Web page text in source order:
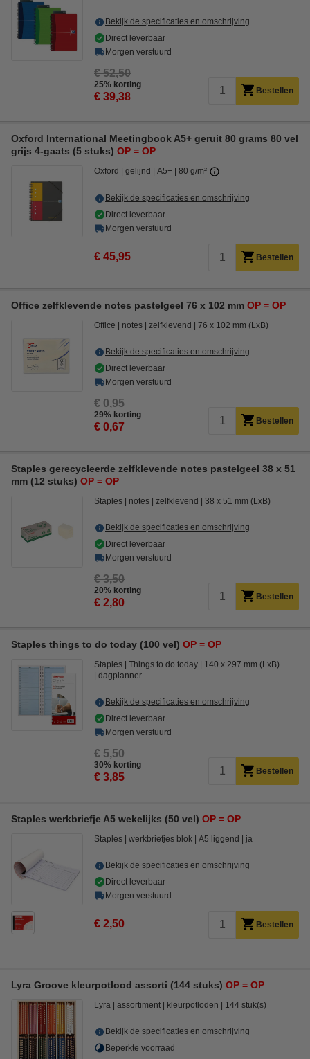
Bekijk de specificaties en omschrijving
Direct leverbaar
Morgen verstuurd
€ 52,50
25% korting
€ 39,38 Bestellen
Oxford International Meetingbook A5+ geruit 80 grams 80 vel
grijs 4-gaats (5 stuks) OP = OP
Oxford gelijnd A5+ 80 g/m²
Bekijk de specificaties en omschrijving
Direct leverbaar
Morgen verstuurd
€ 45,95 Bestellen
Office zelfklevende notes pastelgeel 76 x 102 mm OP = OP
Office notes zelfklevend 76 x 102 mm (LxB)
Bekijk de specificaties en omschrijving
Direct leverbaar
Morgen verstuurd
€ 0,95
29% korting
€ 0,67 Bestellen
Staples gerecycleerde zelfklevende notes pastelgeel 38 x 51
mm (12 stuks) OP = OP
Staples notes zelfklevend 38 x 51 mm (LxB)
Bekijk de specificaties en omschrijving
Direct leverbaar
Morgen verstuurd
€ 3,50
20% korting
€ 2,80 Bestellen
Staples things to do today (100 vel) OP = OP
Staples Things to do today
140 x 297 mm (LxB)
dagplanner
Bekijk de specificaties en omschrijving
Direct leverbaar
Morgen verstuurd
€ 5,50
30% korting
€ 3,85 Bestellen
Staples werkbriefje A5 wekelijks (50 vel) OP = OP
Staples werkbriefjes blok A5 liggend ja
Bekijk de specificaties en omschrijving
Direct leverbaar
Morgen verstuurd
€ 2,50 Bestellen
Lyra Groove kleurpotlood assorti (144 stuks) OP = OP
Lyra assortiment kleurpotloden 144 stuk(s)
Bekijk de specificaties en omschrijving
Beperkte voorraad